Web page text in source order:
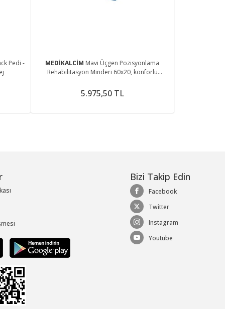
Pedi -
MEDİKALCİM Mavi Üçgen Pozisyonlama
Rehabilitasyon Minderi 60x20, konforlu
5.975,50 TL
Bizi Takip Edin
Facebook
Twitter
Instagram
Youtube